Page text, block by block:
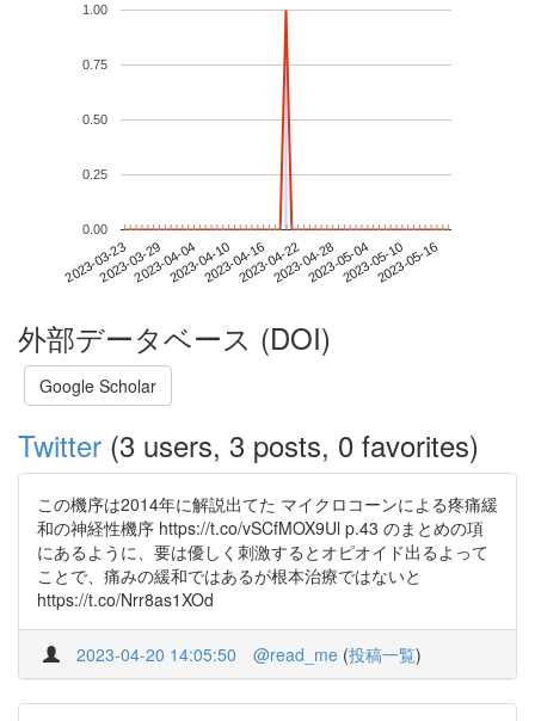
2023-03-232023-03-292023-04-042023-04-102023-04-162023-04-222023-04-282023-05-042023-05-102023-05-16
0.00
0.25
0.50
0.75
1.00
外部データベース (DOI)
Google Scholar
Twitter (3 users, 3 posts, 0 favorites)
この機序は2014年に解説出てた マイクロコーンによる疼痛緩
和の神経性機序 https://t.co/vSCfMOX9Ul p.43 のまとめの項
にあるように、要は優しく刺激するとオピオイド出るよって
ことで、痛みの緩和ではあるが根本治療ではないと
https://t.co/Nrr8as1XOd
2023-04-20 14:05:50 @read_me (投稿一覧)